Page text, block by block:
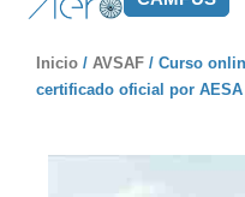
Inicio / AVSAF / Curso
certificado oficial por